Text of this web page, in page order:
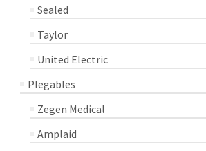
Sealed
Taylor
United Electric
Plegables
Zegen Medical
Amplaid